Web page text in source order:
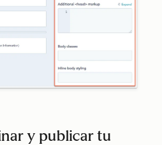
y publicar tu